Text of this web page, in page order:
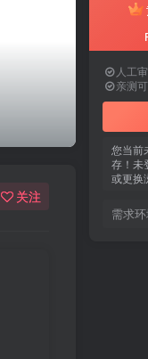
关注
人工
亲测
您当前
存！未
或更换
需求
人工
亲测
您当前
存！未
或更换
需求